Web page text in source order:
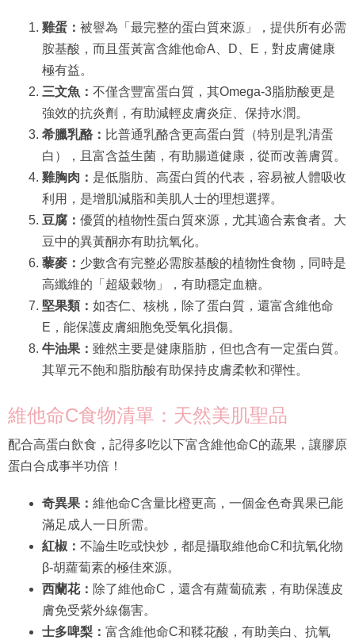
雞蛋： 被譽為「最完整的蛋白質來源」，提供所有必需
胺基酸，而且蛋黃富含維他命A、D、E，對皮膚健康
極有益。
三文魚： 不僅含豐富蛋白質，其Omega-3脂肪酸更是
強效的抗炎劑，有助減輕皮膚炎症、保持水潤。
希臘乳酪： 比普通乳酪含更高蛋白質（特別是乳清蛋
白），且富含益生菌，有助腸道健康，從而改善膚質。
雞胸肉： 是低脂肪、高蛋白質的代表，容易被人體吸收
利用，是增肌減脂和美肌人士的理想選擇。
豆腐： 優質的植物性蛋白質來源，尤其適合素食者。大
豆中的異黃酮亦有助抗氧化。
藜麥： 少數含有完整必需胺基酸的植物性食物，同時是
高纖維的「超級穀物」，有助穩定血糖。
堅果類： 如杏仁、核桃，除了蛋白質，還富含維他命
E，能保護皮膚細胞免受氧化損傷。
牛油果： 雖然主要是健康脂肪，但也含有一定蛋白質。
其單元不飽和脂肪酸有助保持皮膚柔軟和彈性。
維他命C食物清單：天然美肌聖品
配合高蛋白飲食，記得多吃以下富含維他命C的蔬果，讓膠原
蛋白合成事半功倍！
奇異果： 維他命C含量比橙更高，一個金色奇異果已能
滿足成人一日所需。
紅椒： 不論生吃或快炒，都是攝取維他命C和抗氧化物
β-胡蘿蔔素的極佳來源。
西蘭花： 除了維他命C，還含有蘿蔔硫素，有助保護皮
膚免受紫外線傷害。
士多啤梨： 富含維他命C和鞣花酸，有助美白、抗氧